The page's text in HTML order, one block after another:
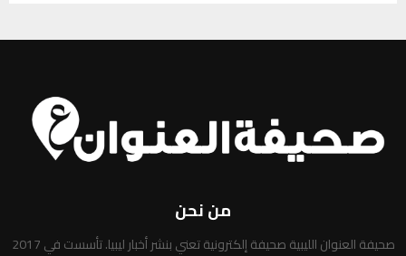
من نحن
صحيفة العنوان الليبية صحيفة إلكترونية تعني بنشر أخبار ليبيا. تأسست في 2017